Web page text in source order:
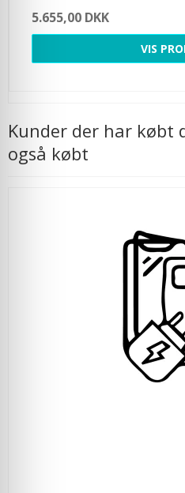
5.655,00 DKK
VIS
Kunder der har købt
også købt